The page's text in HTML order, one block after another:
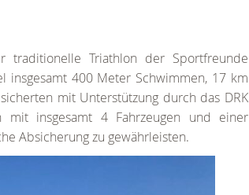
traditionelle Triathlon der Sportfreunde
insgesamt 400 Meter Schwimmen, 17 km
mit Unterstützung durch das DRK
insgesamt 4 Fahrzeugen und einer
Absicherung zu gewährleisten.